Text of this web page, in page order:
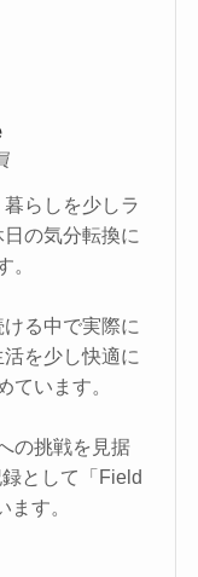
らしを少しラ
の気分転換に
。
る中で実際に
を少し快適に
ています。
の挑戦を見据
として「Field
す。